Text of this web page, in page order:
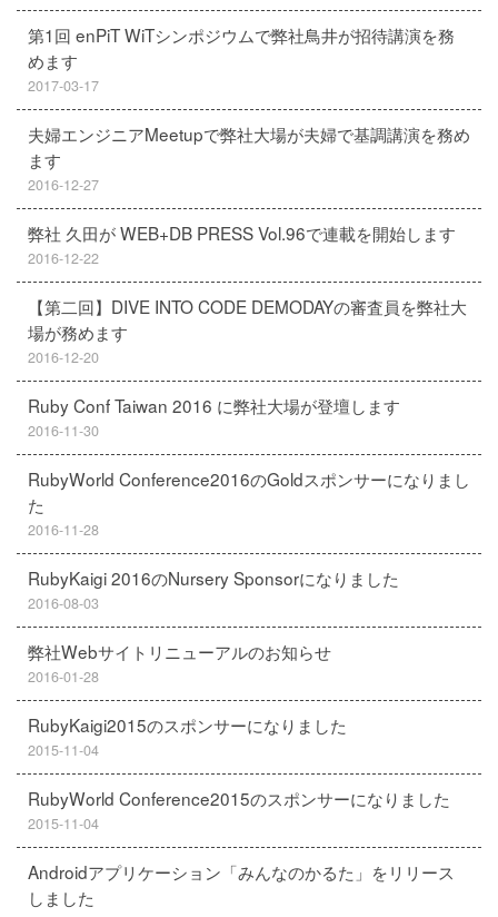
第1回 enPiT WiTシンポジウムで弊社鳥井が招待講演を務
めます
2017-03-17
夫婦エンジニアMeetupで弊社大場が夫婦で基調講演を務め
ます
2016-12-27
弊社 久田が WEB+DB PRESS Vol.96で連載を開始します
2016-12-22
【第二回】DIVE INTO CODE DEMODAYの審査員を弊社大
場が務めます
2016-12-20
Ruby Conf Taiwan 2016 に弊社大場が登壇します
2016-11-30
RubyWorld Conference2016のGoldスポンサーになりまし
た
2016-11-28
RubyKaigi 2016のNursery Sponsorになりました
2016-08-03
弊社Webサイトリニューアルのお知らせ
2016-01-28
RubyKaigi2015のスポンサーになりました
2015-11-04
RubyWorld Conference2015のスポンサーになりました
2015-11-04
Androidアプリケーション「みんなのかるた」をリリース
しました